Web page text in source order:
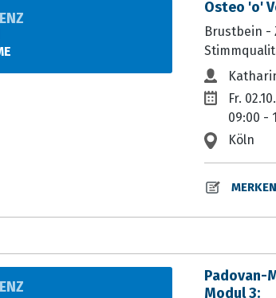
Osteo 'o'
Brustbein -
Fr.
09:00 -
Köln
MERKEN
Padovan-
Modul 3: